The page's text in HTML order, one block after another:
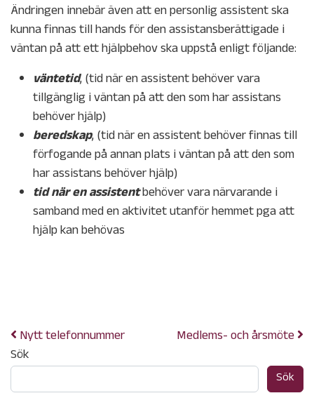
Ändringen innebär även att en personlig assistent ska
kunna finnas till hands för den assistansberättigade i
väntan på att ett hjälpbehov ska uppstå enligt följande:
väntetid, (tid när en assistent behöver vara
tillgänglig i väntan på att den som har assistans
behöver hjälp)
beredskap, (tid när en assistent behöver finnas till
förfogande på annan plats i väntan på att den som
har assistans behöver hjälp)
tid när en assistentbehöver vara närvarande i
samband med en aktivitet utanför hemmet pga att
hjälp kan behövas
Nytt telefonnummer
Medlems- och årsmöte
Sök
Sök